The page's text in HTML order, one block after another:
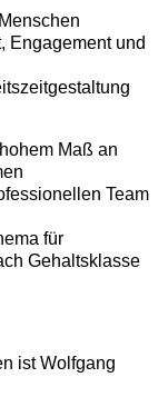
Engagement und
Maß an
Team
für
Gehaltsklasse
ist Wolfgang